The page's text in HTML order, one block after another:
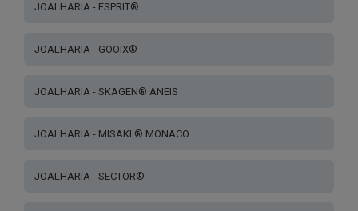
JOALHARIA - ESPRIT®
JOALHARIA - GOOIX®
JOALHARIA - SKAGEN® ANEIS
JOALHARIA - MISAKI ® MONACO
JOALHARIA - SECTOR®